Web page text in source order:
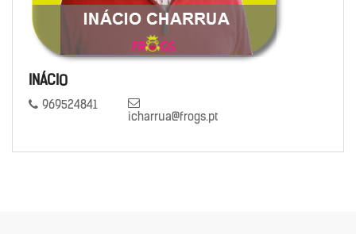
INÁCIO
969524841
icharrua@frogs.pt